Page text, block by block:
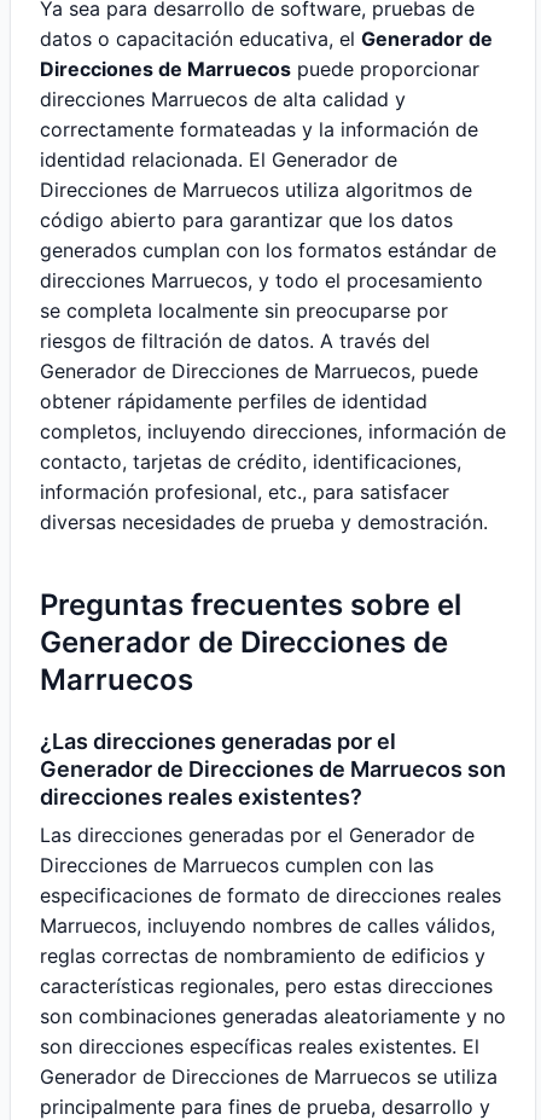
Ya sea para desarrollo de software, pruebas de
datos o capacitación educativa, el Generador de
Direcciones de Marruecos puede proporcionar
direcciones Marruecos de alta calidad y
correctamente formateadas y la información de
identidad relacionada. El Generador de
Direcciones de Marruecos utiliza algoritmos de
código abierto para garantizar que los datos
generados cumplan con los formatos estándar de
direcciones Marruecos, y todo el procesamiento
se completa localmente sin preocuparse por
riesgos de filtración de datos. A través del
Generador de Direcciones de Marruecos, puede
obtener rápidamente perfiles de identidad
completos, incluyendo direcciones, información de
contacto, tarjetas de crédito, identificaciones,
información profesional, etc., para satisfacer
diversas necesidades de prueba y demostración.
Preguntas frecuentes sobre el
Generador de Direcciones de
Marruecos
¿Las direcciones generadas por el
Generador de Direcciones de Marruecos son
direcciones reales existentes?
Las direcciones generadas por el Generador de
Direcciones de Marruecos cumplen con las
especificaciones de formato de direcciones reales
Marruecos, incluyendo nombres de calles válidos,
reglas correctas de nombramiento de edificios y
características regionales, pero estas direcciones
son combinaciones generadas aleatoriamente y no
son direcciones específicas reales existentes. El
Generador de Direcciones de Marruecos se utiliza
principalmente para fines de prueba, desarrollo y